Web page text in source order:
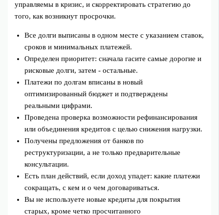
управляемы в кризис, и скорректировать стратегию до
того, как возникнут просрочки.
Все долги выписаны в одном месте с указанием ставок,
сроков и минимальных платежей.
Определен приоритет: сначала гасите самые дорогие и
рисковые долги, затем - остальные.
Платежи по долгам вписаны в новый
оптимизированный бюджет и подтверждены
реальными цифрами.
Проведена проверка возможности рефинансирования
или объединения кредитов с целью снижения нагрузки.
Получены предложения от банков по
реструктуризации, а не только предварительные
консультации.
Есть план действий, если доход упадет: какие платежи
сокращать, с кем и о чем договариваться.
Вы не используете новые кредиты для покрытия
старых, кроме четко просчитанного